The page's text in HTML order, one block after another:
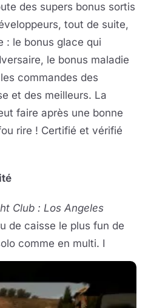
des supers bonus sortis
tout de suite,
: le bonus glace qui
le bonus maladie
commandes des
et des meilleurs. La
faire après une bonne
rire ! Certifié et vérifié
Club : Los Angeles
de caisse le plus fun de
comme en multi. I